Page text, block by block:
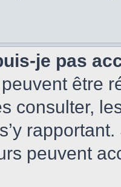
je pas
être
consulter,
peuvent